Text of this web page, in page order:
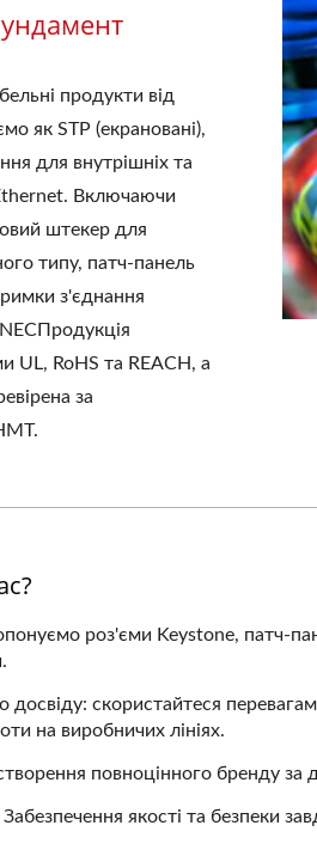
продукти від
як STP (екрановані),
для внутрішніх та
Включаючи
штекер для
типу, патч-панель
з'єднання
UL, RoHS та REACH, а
за
роз'єми Keystone, патч-
досвіду: скористайтеся
на виробничих лініях.
повноцінного бренду
якості та безпеки